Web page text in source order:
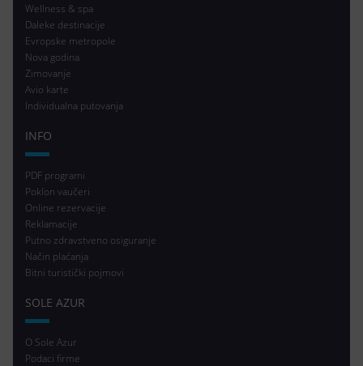
Wellness & spa
Daleke destinacije
Evropske metropole
Nova godina
Zimovanje
Avio karte
Individualna putovanja
INFO
PDF programi
Poklon vaučeri
Online rezervacije
Reklamacije
Putno zdravstveno osiguranje
Način plaćanja
Bitni turistički pojmovi
SOLE AZUR
O Sole Azur
Podaci firme